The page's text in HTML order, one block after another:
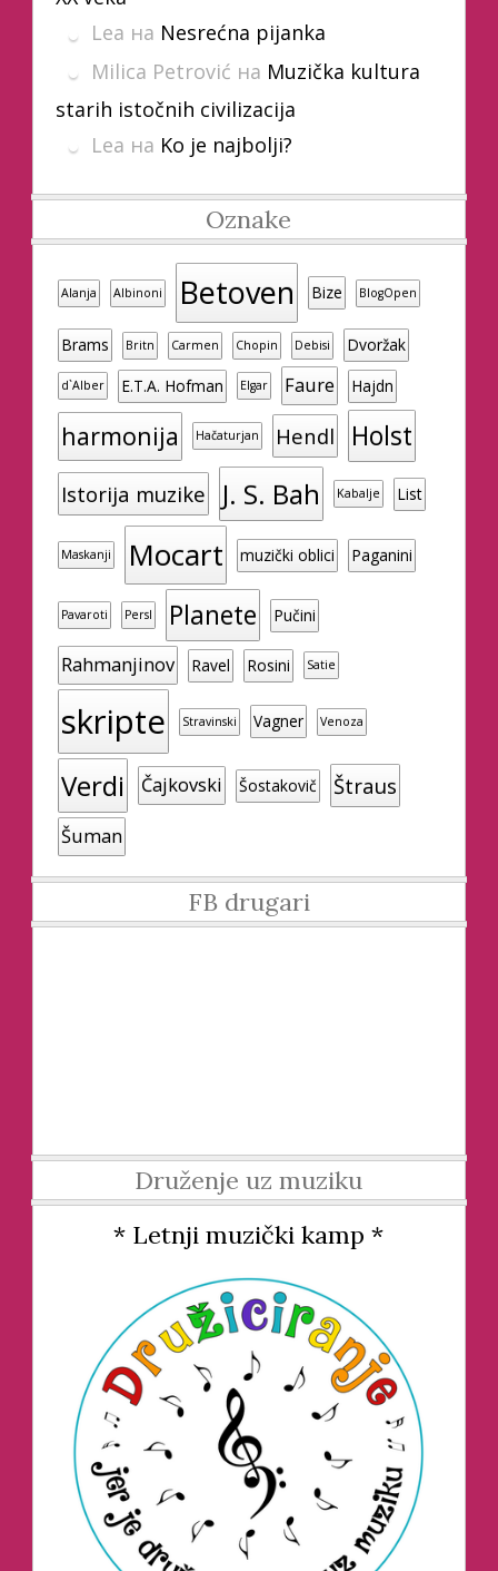
Lea на Nesrećna pijanka
Milica Petrović на Muzička kultura
starih istočnih civilizacija
Lea на Ko je najbolji?
Oznake
Alanja Albinoni Betoven Bize BlogOpen
Brams Britn Carmen Chopin Debisi Dvoržak
d`Alber E.T.A. Hofman Elgar Faure Hajdn
harmonija Hačaturjan Hendl Holst
Istorija muzike J. S. Bah Kabalje List
Maskanji Mocart muzički oblici Paganini
Pavaroti Persl Planete Pučini
Rahmanjinov Ravel Rosini Satie
skripte Stravinski Vagner Venoza
Verdi Čajkovski Šostakovič Štraus
Šuman
FB drugari
Druženje uz muziku
* Letnji muzički kamp *